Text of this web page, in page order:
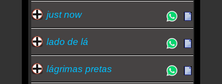
just now
lado de lá
lágrimas pretas